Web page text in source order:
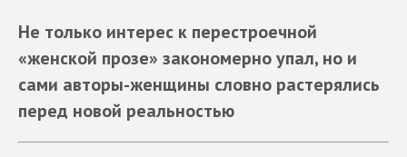
Не только интерес к перестроечной
«женской прозе» закономерно упал, но и
сами авторы-женщины словно растерялись
перед новой реальностью